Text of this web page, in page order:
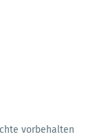
vorbehalten